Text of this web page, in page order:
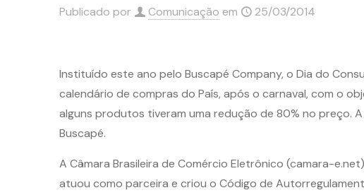
Publicado por Comunicação em 25/03/2014
Instituído este ano pelo Buscapé Company, o Dia do
calendário de compras do País, após o carnaval, com o
alguns produtos tiveram uma redução de 80% no preço.
Buscapé.
A Câmara Brasileira de Comércio Eletrônico (camara-
atuou como parceira e criou o Código de